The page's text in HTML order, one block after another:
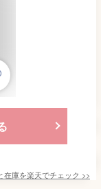
在庫を楽天でチェック >>